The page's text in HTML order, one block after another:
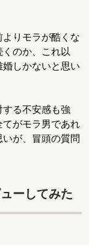
りモラが酷くな
のか、これ以
婚しかないと思い
る不安感も強
がモラ男であれ
が、冒頭の質問
ーしてみた